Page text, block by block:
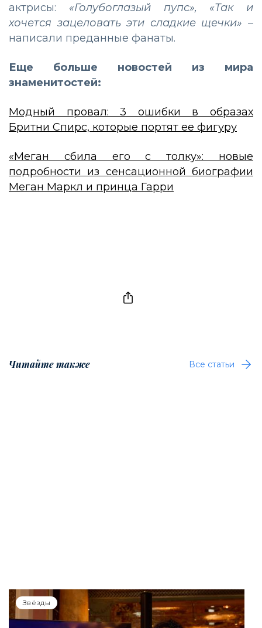
актрисы: «Голубоглазый пупс», «Так и
хочется зацеловать эти сладкие щечки» –
написали преданные фанаты.
Еще больше новостей из мира
знаменитостей:
Модный провал: 3 ошибки в образах
Бритни Спирс, которые портят ее фигуру
«Меган сбила его с толку»: новые
подробности из сенсационной биографии
Меган Маркл и принца Гарри
Читайте также Все статьи
Звёзды